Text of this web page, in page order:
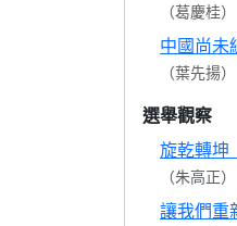
（葛慶桂）
中國尚未
（葉先揚）
選舉觀察
旋乾轉
（朱高正）
讓我們重